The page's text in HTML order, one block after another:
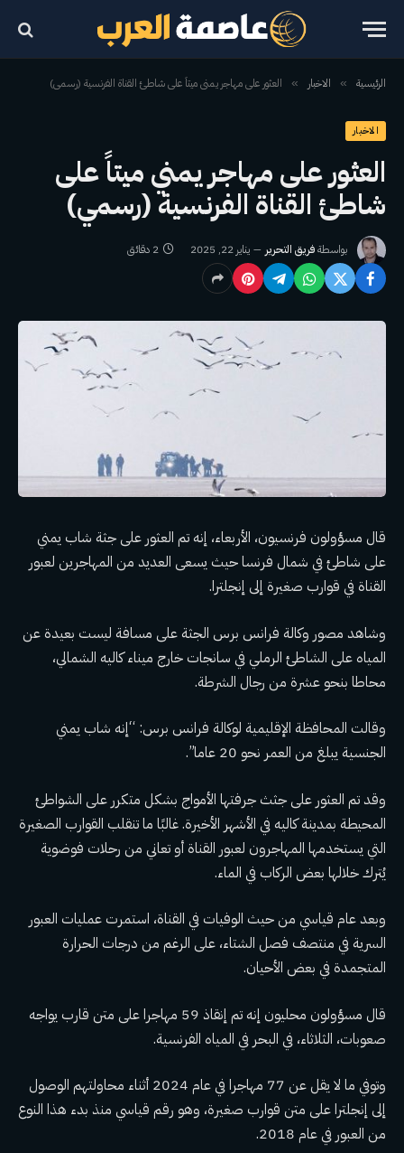
الرئيسية » الاخبار » العثور على مهاجر يمني ميتاً على شاطئ القناة الفرنسية (رسمي)
الاخبار
العثور على مهاجر يمني ميتاً على
شاطئ القناة الفرنسية (رسمي)
بواسطةفريق التحرير يناير 22, 2025 2 دقائق
قال مسؤولون فرنسيون، الأربعاء، إنه تم العثور على جثة شاب يمني
على شاطئ في شمال فرنسا حيث يسعى العديد من المهاجرين لعبور
القناة في قوارب صغيرة إلى إنجلترا.
وشاهد مصور وكالة فرانس برس الجثة على مسافة ليست بعيدة عن
المياه على الشاطئ الرملي في سانجات خارج ميناء كاليه الشمالي،
محاطا بنحو عشرة من رجال الشرطة.
وقالت المحافظة الإقليمية لوكالة فرانس برس: “إنه شاب يمني
الجنسية يبلغ من العمر نحو 20 عاما”.
وقد تم العثور على جثث جرفتها الأمواج بشكل متكرر على الشواطئ
المحيطة بمدينة كاليه في الأشهر الأخيرة. غالبًا ما تنقلب القوارب الصغيرة
التي يستخدمها المهاجرون لعبور القناة أو تعاني من رحلات فوضوية
يُترك خلالها بعض الركاب في الماء.
وبعد عام قياسي من حيث الوفيات في القناة، استمرت عمليات العبور
السرية في منتصف فصل الشتاء، على الرغم من درجات الحرارة
المتجمدة في بعض الأحيان.
قال مسؤولون محليون إنه تم إنقاذ 59 مهاجرا على متن قارب يواجه
صعوبات، الثلاثاء، في البحر في المياه الفرنسية.
وتوفي ما لا يقل عن 77 مهاجرا في عام 2024 أثناء محاولتهم الوصول
إلى إنجلترا على متن قوارب صغيرة، وهو رقم قياسي منذ بدء هذا النوع
من العبور في عام 2018.